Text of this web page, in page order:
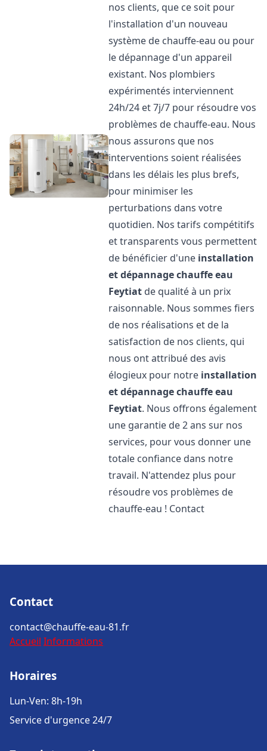
nos clients, que ce soit pour
l'installation d'un nouveau
système de chauffe-eau ou pour
le dépannage d'un appareil
existant. Nos plombiers
expérimentés interviennent
24h/24 et 7j/7 pour résoudre vos
problèmes de chauffe-eau. Nous
nous assurons que nos
interventions soient réalisées
dans les délais les plus brefs,
pour minimiser les
perturbations dans votre
quotidien. Nos tarifs compétitifs
et transparents vous permettent
de bénéficier d'une installation
et dépannage chauffe eau
Feytiat de qualité à un prix
raisonnable. Nous sommes fiers
de nos réalisations et de la
satisfaction de nos clients, qui
nous ont attribué des avis
élogieux pour notre installation
et dépannage chauffe eau
Feytiat. Nous offrons également
une garantie de 2 ans sur nos
services, pour vous donner une
totale confiance dans notre
travail. N'attendez plus pour
résoudre vos problèmes de
chauffe-eau ! Contact
Contact
contact@chauffe-eau-81.fr
Accueil Informations
Horaires
Lun-Ven: 8h-19h
Service d'urgence 24/7